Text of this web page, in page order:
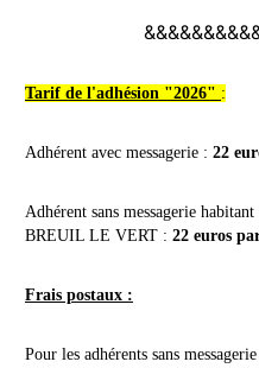
Tarif de l'adhésion "2026" :
Adhérent avec messagerie : 22
Adhérent sans messagerie
BREUIL LE VERT : 22 euros
Frais postaux :
Pour les adhérents sans